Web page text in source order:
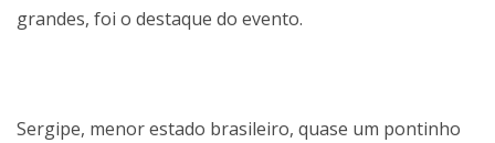
grandes, foi o destaque do evento.
Sergipe, menor estado brasileiro, quase um pontinho